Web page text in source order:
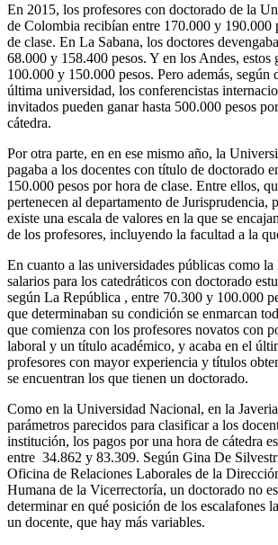
En 2015, los profesores con doctorado de la
de Colombia recibían entre 170.000 y 190.000
de clase. En La Sabana, los doctores
68.000 y 158.400 pesos. Y en los Andes, estos
100.000 y 150.000 pesos. Pero además, según
última universidad, los conferencistas
invitados pueden ganar hasta 500.000 pesos
cátedra.
Por otra parte, en en ese mismo año, la
pagaba a los docentes con título de doctorado
150.000 pesos por hora de clase. Entre ellos,
pertenecen al departamento de Jurisprudencia,
existe una escala de valores en la que se
de los profesores, incluyendo la facultad a la
En cuanto a las universidades públicas como
salarios para los catedráticos con doctorado
según La República , entre 70.300 y 100.000
que determinaban su condición se enmarcan
que comienza con los profesores novatos con
laboral y un título académico, y acaba en el
profesores con mayor experiencia y títulos
se encuentran los que tienen un doctorado.
Como en la Universidad Nacional, en la
parámetros parecidos para clasificar a los
institución, los pagos por una hora de cátedra
entre 34.862 y 83.309. Según Gina De
Oficina de Relaciones Laborales de la
Humana de la Vicerrectoría, un doctorado no
determinar en qué posición de los escalafones
un docente, que hay más variables.